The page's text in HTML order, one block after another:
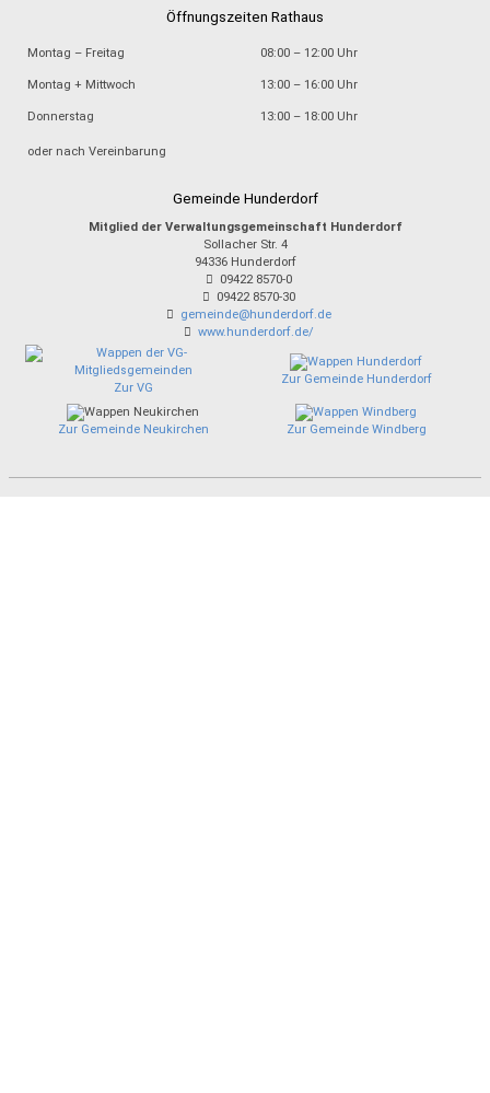
Öffnungszeiten Rathaus
Montag – Freitag 08:00 – 12:00 Uhr
Montag + Mittwoch 13:00 – 16:00 Uhr
Donnerstag 13:00 – 18:00 Uhr
oder nach Vereinbarung
Gemeinde Hunderdorf
Mitglied der Verwaltungsgemeinschaft Hunderdorf
Sollacher Str. 4
94336 Hunderdorf
09422 8570-0
09422 8570-30
gemeinde@hunderdorf.de
www.hunderdorf.de/
Zur VG
Zur Gemeinde Hunderdorf
Zur Gemeinde Neukirchen Zur Gemeinde Windberg